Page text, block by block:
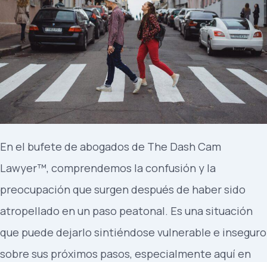
En el bufete de abogados de The Dash Cam
Lawyer™, comprendemos la confusión y la
preocupación que surgen después de haber sido
atropellado en un paso peatonal. Es una situación
que puede dejarlo sintiéndose vulnerable e inseguro
sobre sus próximos pasos, especialmente aquí en